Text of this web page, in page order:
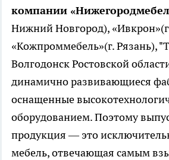
компании
Нижний Новгород),
«Кожпроммебель»(г. Рязань),
Волгодонск Ростовской
динамично развивающиеся
оснащенные
оборудованием. Поэтому
продукция — это
мебель, отвечающая самым